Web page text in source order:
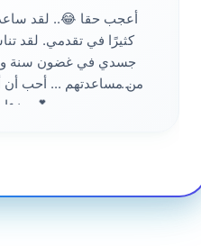
أعجب حقا 😂.. لقد
كثيرًا في تقدمي. لقد
جسدي في غضون سنة
من مساعدتهم ... أحب أن
جزءا منهم 💕